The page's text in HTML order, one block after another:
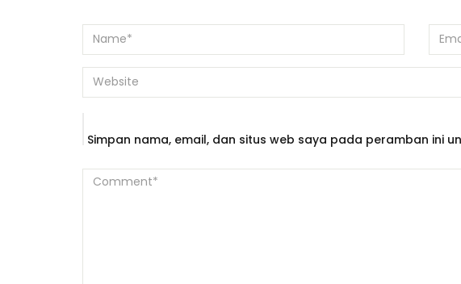
Simpan nama, email, dan situs web saya pada peramban ini